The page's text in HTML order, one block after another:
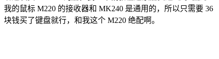
我的鼠标 M220 的接收器和 MK240 是通用的，所以只需要 36
块钱买了键盘就行，和我这个 M220 绝配啊。